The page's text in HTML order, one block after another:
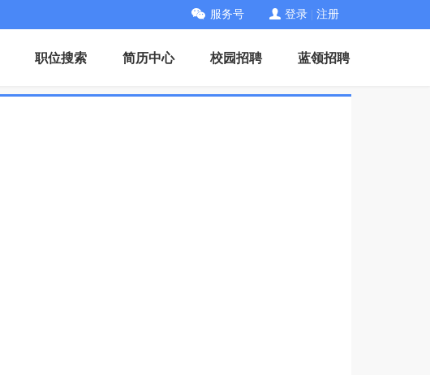
服务号 登录 注册
职位搜索 简历中心 校园招聘 蓝领招聘